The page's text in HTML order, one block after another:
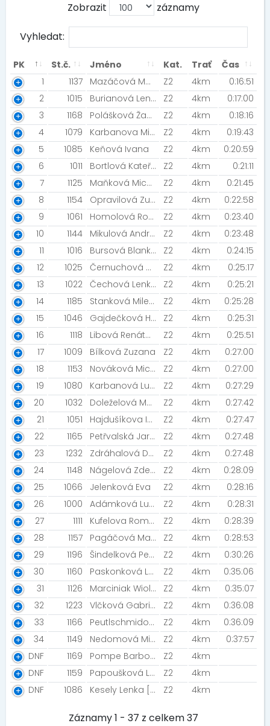
Zobrazit záznamy
Vyhledat:
PK St.č. Jméno Kat. Trať
Čas
1
1137 Mazáčová Martina [NN Night Run Team] Z2 4km
0:16:51
2
1015 Burianová Lenka [MIZUNO TEAM - Night Run Team] Z2 4km
0:17:00
3
1168 Polášková Žaneta Z2 4km
0:18:16
4
1079 Karbanova Michaela [Šneci v běhu] Z2 4km
0:19:43
5
1085 Keňová Ivana Z2 4km
0:20:59
6
1011 Bortlová Kateřina [POHODA TEAM KOPŘIVNICE] Z2 4km
0:21:11
7
1125 Maňková Michaela [Běžci sobě ] Z2 4km
0:21:45
8
1154 Opravilová Zuzana [CK Fill] Z2 4km
0:22:58
9
1061 Homolová Romana Z2 4km
0:23:40
10
1144 Mikulová Andrea [Godula] Z2 4km
0:23:48
11
1016 Bursová Blanka Z2 4km
0:24:15
12
1025 Černuchová Martina Z2 4km
0:25:17
13
1022 Čechová Lenka Z2 4km
0:25:21
14
1185 Stanková Milena Z2 4km
0:25:28
15
1046 Gajdečková Hana Z2 4km
0:25:31
16
1118 Libová Renáta [Canicross Krnov] Z2 4km
0:25:51
17
1009 Bílková Zuzana Z2 4km
0:27:00
18
1153 Nováková Michaela Z2 4km
0:27:00
19
1080 Karbanová Lucie Z2 4km
0:27:29
20
1032 Doleželová Monika [ŠBV] Z2 4km
0:27:42
21
1051 Hajdušíkova Ivona Z2 4km
0:27:47
22
1165 Petřvalská Jarmila [J&acute;Elita run ] Z2 4km
0:27:48
23
1232 Zdráhalová Darina Z2 4km
0:27:48
24
1148 Nágelová Zdeňka [innogy] Z2 4km
0:28:09
25
1066 Jelenková Eva Z2 4km
0:28:16
26
1000 Adámková Lucie [innogy] Z2 4km
0:28:31
27
1111 Kufelova Romana Z2 4km
0:28:39
28
1157 Pagáčová Martina Z2 4km
0:28:53
29
1196 Šindelková Petra Z2 4km
0:30:26
30
1160 Paskonková Leona [innogy] Z2 4km
0:35:06
31
1126 Marciniak Wioletta Z2 4km
0:35:07
32
1223 Vlčková Gabriela Z2 4km
0:36:08
33
1166 Peutlschmidová Eva [Prostě běž! ] Z2 4km
0:36:09
34
1149 Nedomová Miroslava [Splašené veverky] Z2 4km
0:37:57
DNF
1169 Pompe Barbora Z2
4km
DNF
1159 Papoušková Lucie Z2
4km
DNF
1086 Kesely Lenka [Adventure Závada] Z2 4km
Záznamy 1 - 37 z celkem 37